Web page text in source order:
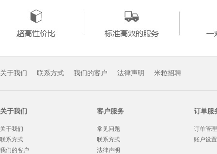
关于我们 联系方式 我们的客户 法律声明 米粒招聘
关于我们
关于我们
联系方式
我们的客户
客户服务
常见问题
联系方式
法律声明
订单服
订单管理
账户设置